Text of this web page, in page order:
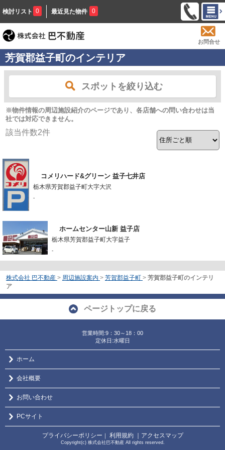
検討リスト 0 最近見た物件 0
お問合せ
芳賀郡益子町のインテリア
スポットを絞り込む
※物件情報の周辺施設紹介のページであり、各店舗への問い合わせは当
社では対応できません。
該当件数2件
コメリハード&グリーン 益子七井店
栃木県芳賀郡益子町大字大沢
-
ホームセンター山新 益子店
栃木県芳賀郡益子町大字益子
-
株式会社 巴不動産 > 周辺施設案内 > 芳賀郡益子町 > 芳賀郡益子町のインテリ
ア
ページトップに戻る
営業時間:9：30～18：00
定休日:水曜日
ホーム
会社概要
お問い合わせ
PCサイト
プライバシーポリシー ｜ 利用規約 ｜アクセスマップ
Copyright(c) 株式会社巴不動産 All rights reserved.